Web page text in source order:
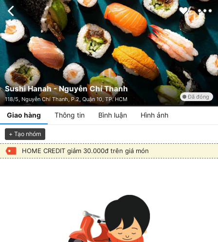
Sushi Hanah - Nguyễn Chí Thanh
118/5, Nguyễn Chí Thanh, P.2, Quận 10, TP. HCM Đã đóng
Giao hàng Thông tin Bình luận Hình ảnh
+ Tạo nhóm
HOME CREDIT giảm 30.000đ trên giá món